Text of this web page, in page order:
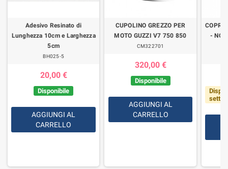
Adesivo Resinato di
Lunghezza 10cm e Larghezza
5cm
BH025-5
20,00 €
Disponibile
AGGIUNGI AL
CARRELLO
CUPOLINO GREZZO PER
MOTO GUZZI V7 750 850
CM322701
320,00 €
Disponibile
AGGIUNGI AL
CARRELLO
-